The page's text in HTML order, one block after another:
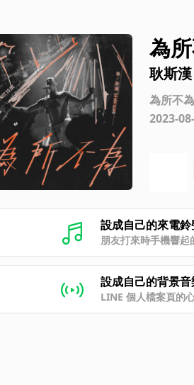
為
耿斯
為所不
2023-
設成自己的來電鈴
朋友打來時手機響起
設成自己的背景音
LINE 個人檔案頁的